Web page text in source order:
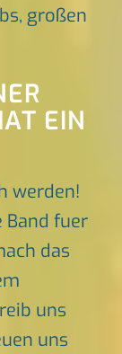
großen
EIN
werden!
Band fuer
das
uns
uns